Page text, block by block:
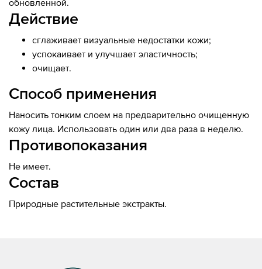
обновленной.
Действие
сглаживает визуальные недостатки кожи;
успокаивает и улучшает эластичность;
очищает.
Способ применения
Наносить тонким слоем на предварительно очищенную
кожу лица. Использовать один или два раза в неделю.
Противопоказания
Не имеет.
Состав
Природные растительные экстракты.